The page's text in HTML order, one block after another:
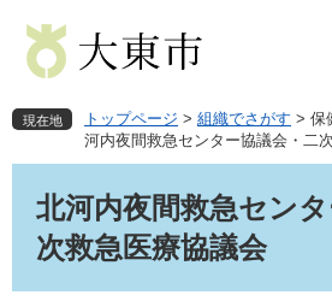
先
で
を
ば
へ
現在地 トップページ > 組織でさがす > 保
河内夜間救急センター協議会・二
北河内夜間救急セン
次救急医療協議会